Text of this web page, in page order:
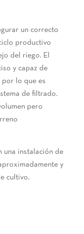
un correcto
productivo
del riego. El
y capaz de
por lo que es
de filtrado.
pero
una instalación de
y
cultivo.